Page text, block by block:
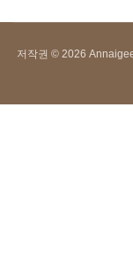
저작권 © 2026